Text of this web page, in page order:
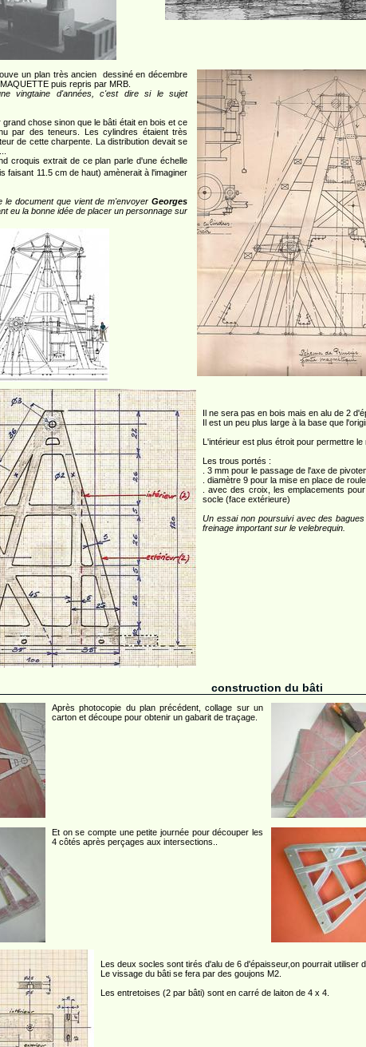
un plan très ancien dessiné en décembre
puis repris par MRB.
vingtaine d'années, c'est dire si le sujet
chose sinon que le bâti était en bois et ce
par des teneurs. Les cylindres étaient très
de cette charpente. La distribution devait se
croquis extrait de ce plan parle d'une échelle
faisant 11.5 cm de haut) amènerait à l'imaginer
le document que vient de m'envoyer Georges
eu la bonne idée de placer un personnage sur
Il ne sera pas en bois mais en alu de 2
Il est un peu plus large à la base que
L'intérieur est plus étroit pour permettre
Les trous portés :
. 3 mm pour le passage de l'axe de
. diamètre 9 pour la mise en place de
. avec des croix, les emplacements
socle (face extérieure)
Un essai non poursuivi avec des
freinage important sur le velebrequin.
construction du bâti
Après photocopie du plan précédent, collage sur un
carton et découpe pour obtenir un gabarit de traçage.
Et on se compte une petite journée pour découper les
4 côtés après perçages aux intersections..
Les deux socles sont tirés d'alu de 6 d'épaisseur,on pourrait utiliser
Le vissage du bâti se fera par des goujons M2.
Les entretoises (2 par bâti) sont en carré de laiton de 4 x 4.